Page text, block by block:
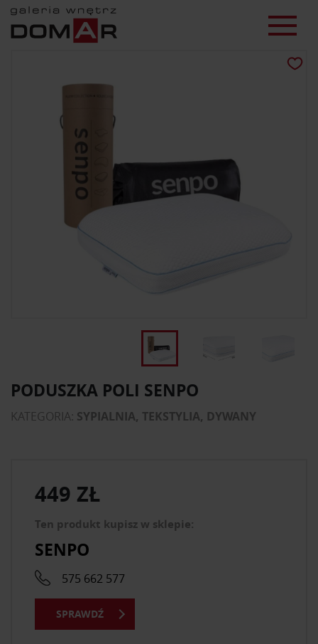
PODUSZKA POLI SENPO
KATEGORIA: SYPIALNIA, TEKSTYLIA, DYWANY
449 ZŁ
Ten produkt kupisz w sklepie:
SENPO
575 662 577
SPRAWDŹ